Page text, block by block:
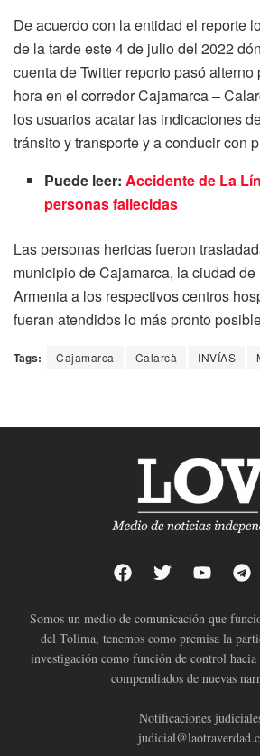
De acuerdo con la entidad el reporte
de la tarde este 4 de julio del 2022
cuenta de Twitter reporto pasó
hora en el corredor Cajamarca –
los usuarios acatar las indicaciones
tránsito y transporte y a conducir con
Puede leer:Accidente de La
personas fallecidas
Las personas heridas fueron
municipio de Cajamarca, la ciudad
Armenia a los respectivos centros
fueran atendidos lo más pronto
Tags: Cajamarca Calarcà INVÍAS
Somos un medio de comunicación que
del Tolima, tenemos como premisa la
investigación como función de control
compendiados de nuevas
Notificaciones